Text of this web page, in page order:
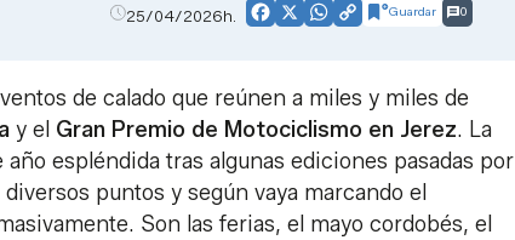
25/04/2026h. Facebook
X WhatsApp
CopyGuardar 0
de calado que reúnen a miles y miles de
y el Gran Premio de Motociclismo en Jerez. La
espléndida tras algunas ediciones pasadas por
puntos y según vaya marcando el
Son las ferias, el mayo cordobés, el